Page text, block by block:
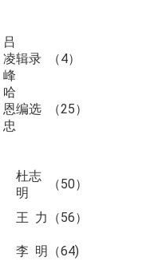
吕
凌
峰
辑录 （4）
哈
恩
忠
编选 （25）
杜志
明
（50）
王 力 （56）
李 明 （64)